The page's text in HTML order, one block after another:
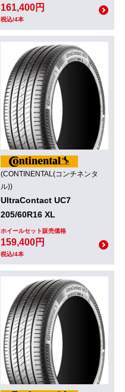
161,400円
税込/4本
(CONTINENTAL(コンチネンタ
ル))
UltraContact UC7
205/60R16 XL
ホイールセット販売価格
159,400円
税込/4本